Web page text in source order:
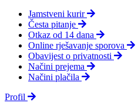
Jamstveni kurir
Česta pitanje
Otkaz od 14 dana
Online rješavanje sporova
Obavijest o privatnosti
Načini prejema
Načini plačila
Profil